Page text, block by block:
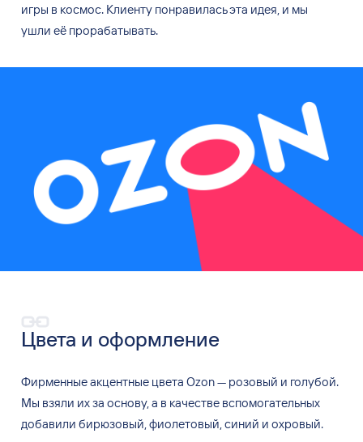
игры в космос. Клиенту понравилась эта идея, и мы
ушли её прорабатывать.
Цвета и оформление
Фирменные акцентные цвета Ozon — розовый и голубой.
Мы взяли ихза основу, а в качестве вспомогательных
добавили бирюзовый, фиолетовый, синий и охровый.